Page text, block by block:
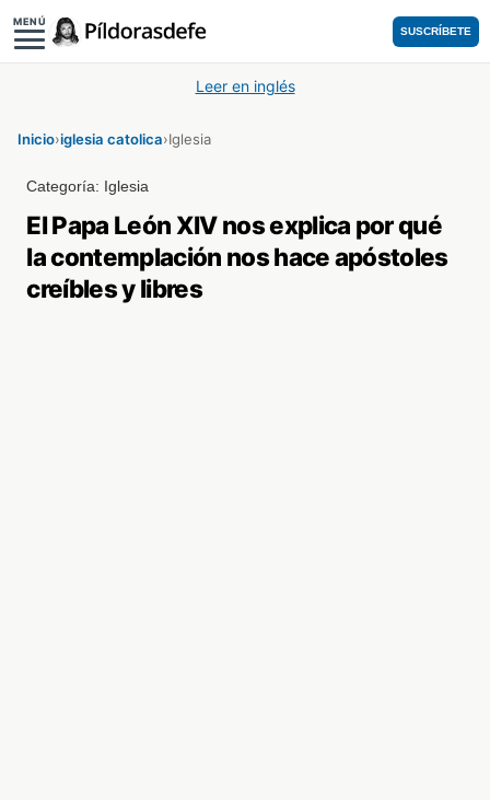
MENÚ
SUSCRÍBETE
Leer en inglés
Inicio›iglesia catolica›Iglesia
Categoría: Iglesia
El Papa León XIV nos explica por qué
la contemplación nos hace apóstoles
creíbles y libres